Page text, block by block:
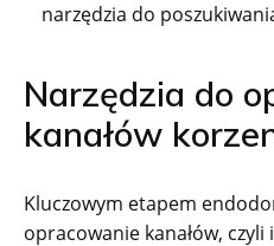
narzędzia do
Narzędzia do
kanałów
Kluczowym etapem
opracowanie kanałów, czyli